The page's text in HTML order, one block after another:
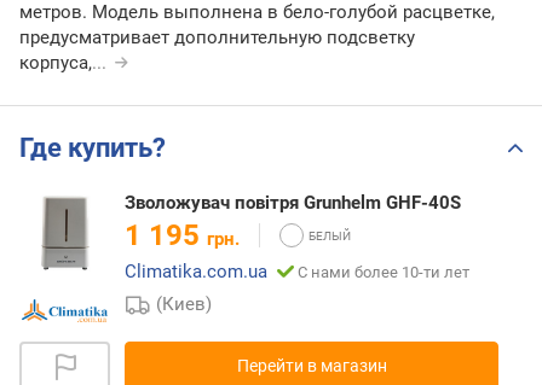
метров. Модель выполнена в бело-голубой расцветке,
предусматривает дополнительную подсветку
корпуса,...
Где купить?
Зволожувач повітря Grunhelm GHF-40S
1 195 грн.
Climatika.com.ua
С нами более 10-ти лет
(Киев)
Перейти в магазин